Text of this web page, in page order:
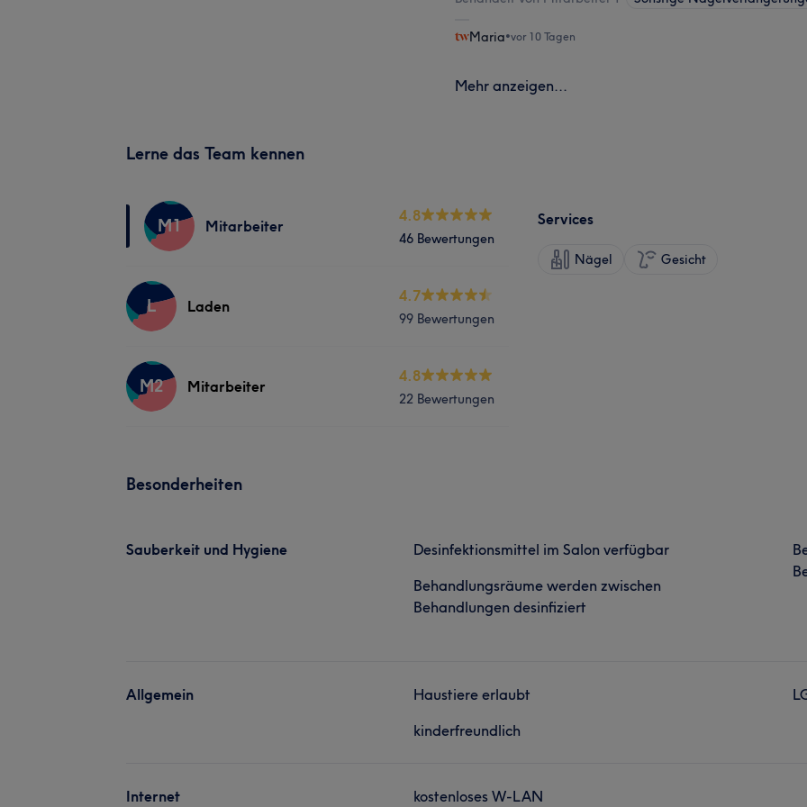
Maria•vor 10 Tagen
Mehr anzeigen...
Lerne das Team kennen
M1 Mitarbeiter
4.8
46 Bewertungen
L Laden
4.7
99 Bewertungen
M2 Mitarbeiter
4.8
22 Bewertungen
Services
Nägel Gesicht
Besonderheiten
Sauberkeit und Hygiene
Desinfektionsmittel im Salon verfügbar
Behandlungsräume werden zwischen
Behandlungen desinfiziert
Allgemein
Haustiere erlaubt
kinderfreundlich
Internet kostenloses W-LAN